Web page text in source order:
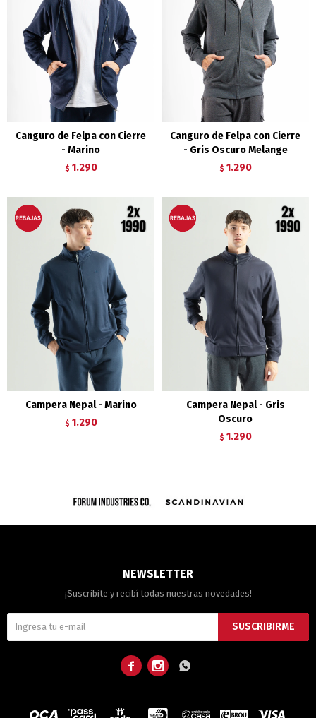
Canguro de Felpa con Cierre
- Marino
$ 1.290
Canguro de Felpa con Cierre
- Gris Oscuro Melange
$ 1.290
Campera Nepal - Marino
$ 1.290
Campera Nepal - Gris
Oscuro
$ 1.290
NEWSLETTER
¡Suscribite y recibí todas nuestras novedades!
SUSCRIBIRME
  